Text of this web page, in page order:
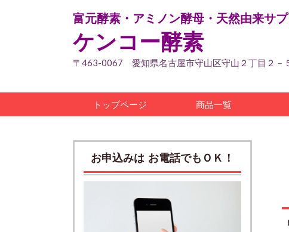
富元酵素・アミノン酵母・天然由来サ
ケンコー酵素
〒463-0067 愛知県名古屋市守山区守山２丁目２－
トップページ 商品一覧
お申込みは お電話でもＯＫ！